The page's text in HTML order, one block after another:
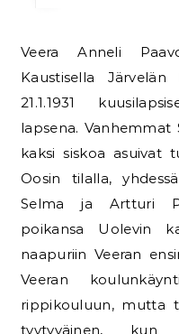
Veera Anneli Paavola asui koko elämänsä
Kaustisella
21.1.1931
lapsena. Vanhemmat
kaksi siskoa asuivat
Oosin tilalla,
Selma ja Artturi
poikansa Uolevin
naapuriin Veeran
Veeran
rippikouluun, mutta
tyytyväinen, kun